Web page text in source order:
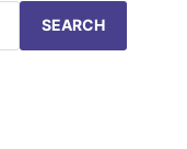
SEARCH